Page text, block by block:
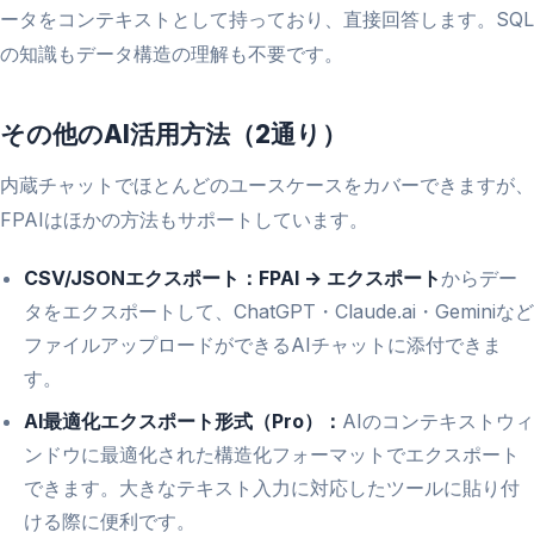
ータをコンテキストとして持っており、直接回答します。SQL
の知識もデータ構造の理解も不要です。
その他のAI活用方法（2通り）
内蔵チャットでほとんどのユースケースをカバーできますが、
FPAIはほかの方法もサポートしています。
CSV/JSONエクスポート： FPAI → エクスポートからデー
タをエクスポートして、ChatGPT・Claude.ai・Geminiなど
ファイルアップロードができるAIチャットに添付できま
す。
AI最適化エクスポート形式（Pro）： AIのコンテキストウィ
ンドウに最適化された構造化フォーマットでエクスポート
できます。大きなテキスト入力に対応したツールに貼り付
ける際に便利です。